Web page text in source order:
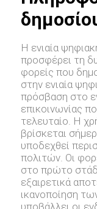
Η ενιαία
προσφέρει τη
φορείς που
στην ενιαία
πρόσβαση στο
επικοινωνίας
τελευταίο. Η
βρίσκεται
υποδεχθεί
πολιτών. Οι
στο πρώτο
εξαιρετικά
ικανοποίηση